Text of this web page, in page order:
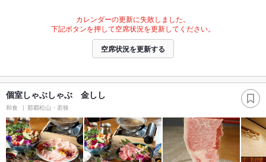
カレンダーの更新に失敗しました。
下記ボタンを押して空席状況を更新してください。
空席状況を更新する
個室しゃぶしゃぶ 金しし
和食 那覇松山・若狭